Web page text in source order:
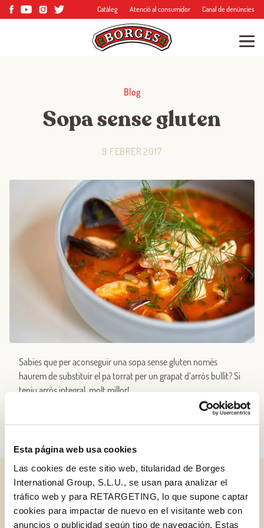
Esta página web usa cookies
Las cookies de este sitio web, titularidad de Borges
International Group, S.L.U., se usan para analizar el
tráfico web y para RETARGETING, lo que supone captar
cookies para impactar de nuevo en el visitante web con
anuncios o publicidad según tipo de navegación. Estas
Catàleg Atenció al consumidor Canal de denúncies
Blog
Sopa sense gluten
9 FEBRER 2017
Sabies que per aconseguir una sopa sense gluten només
haurem de substituir el pa torrat per un grapat d’arròs bullit? Si
teniu arròs integral, molt millor!
ENTRADES RELACIONADES